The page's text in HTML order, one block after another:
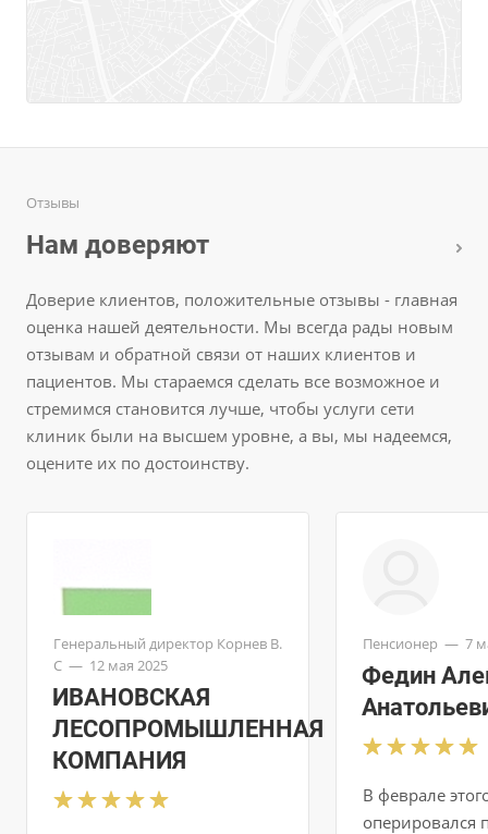
Отзывы
Нам доверяют
Доверие клиентов, положительные отзывы - главная
оценка нашей деятельности. Мы всегда рады новым
отзывам и обратной связи от наших клиентов и
пациентов. Мы стараемся сделать все возможное и
стремимся становится лучше, чтобы услуги сети
клиник были на высшем уровне, а вы, мы надеемся,
оцените их по достоинству.
Генеральный директор Корнев В.
С — 12 мая 2025
ИВАНОВСКАЯ
ЛЕСОПРОМЫШЛЕННАЯ
КОМПАНИЯ
Пенсионер — 7
Федин
В феврале
оперировался